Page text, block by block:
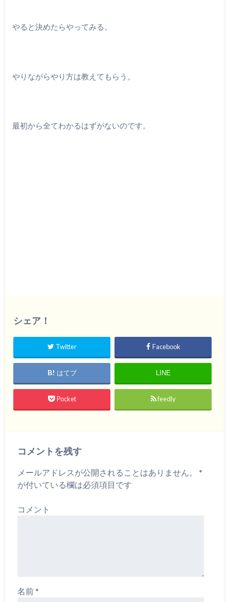
やると決めたらやってみる。
やりながらやり方は教えてもらう。
最初から全てわかるはずがないのです。
シェア！
Twitter Facebook
はてブ LINE
Pocket feedly
コメントを残す
メールアドレスが公開されることはありません。
*
が付いている欄は必須項目です
コメント
名前*